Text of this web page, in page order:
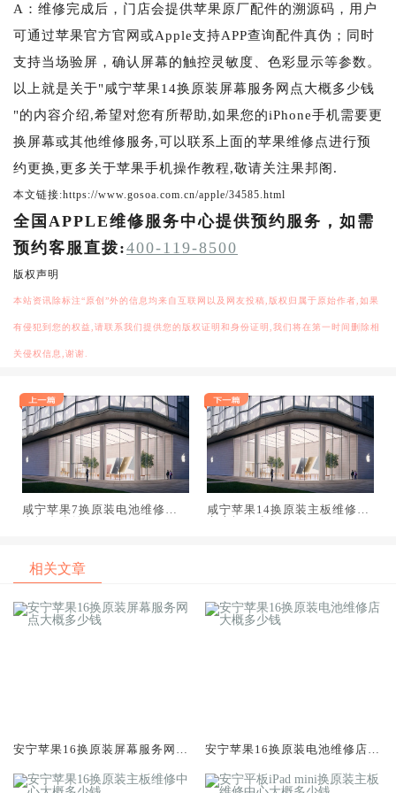
A：维修完成后，门店会提供苹果原厂配件的溯源码，用户
可通过苹果官方官网或Apple支持APP查询配件真伪；同时
支持当场验屏，确认屏幕的触控灵敏度、色彩显示等参数。
以上就是关于"咸宁苹果14换原装屏幕服务网点大概多少钱
"的内容介绍,希望对您有所帮助,如果您的iPhone手机需要更
换屏幕或其他维修服务,可以联系上面的苹果维修点进行预
约更换,更多关于苹果手机操作教程,敬请关注果邦阁.
本文链接:https://www.gosoa.com.cn/apple/34585.html
全国APPLE维修服务中心提供预约服务，如需
预约客服直拨:400-119-8500
版权声明
本站资讯除标注“原创”外的信息均来自互联网以及网友投稿,版权归属于原始作者,如果
有侵犯到您的权益,请联系我们提供您的版权证明和身份证明,我们将在第一时间删除相
关侵权信息,谢谢.
咸宁苹果7换原装电池维修店
咸宁苹果14换原装主板维修中
相关文章
安宁苹果16换原装屏幕服务网点
安宁苹果16换原装电池维修店大